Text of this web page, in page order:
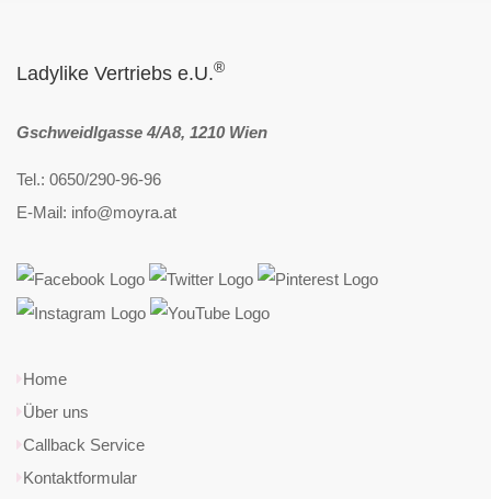
Ladylike Vertriebs e.U.®
Gschweidlgasse 4/A8, 1210 Wien
Tel.: 0650/290-96-96
E-Mail: info@moyra.at
Home
Über uns
Callback Service
Kontaktformular